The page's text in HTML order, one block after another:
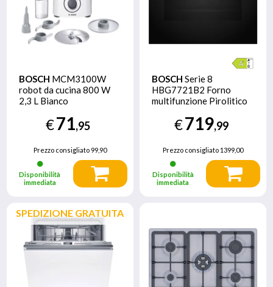
BOSCH MCM3100W
robot da cucina 800 W
2,3 L Bianco
€71,95
Prezzo consigliato99,90
Disponibilità
immediata
BOSCH Serie 8
HBG7721B2 Forno
multifunzione Pirolitico
€719,99
Prezzo consigliato 1399,00
Disponibilità
immediata
SPEDIZIONE GRATUITA